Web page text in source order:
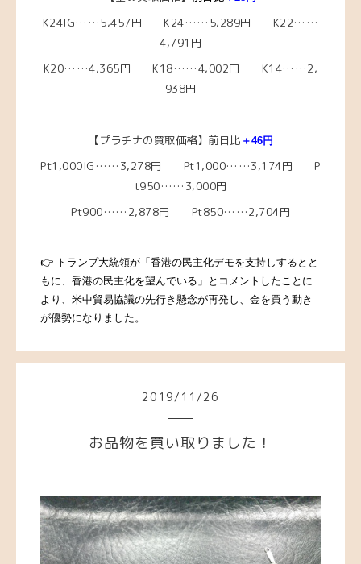
K24IG……5,457円 K24……5,289円 K22……
4,791円
K20……4,365円 K18……4,002円 K14……2,
938円
【プラチナの買取価格】前日比 ＋46円
Pt1,000IG……3,278円 Pt1,000……3,174円 P
t950……3,000円
Pt900……2,878円 Pt850……2,704円
👉 トランプ大統領が「香港の民主化デモを支持しするとと
もに、香港の民主化を望んでいる」とコメントしたことに
より、米中貿易協議の先行き懸念が再発し、金を買う動き
が優勢になりました。
2019/ 11 /26
お品物を買い取りました！